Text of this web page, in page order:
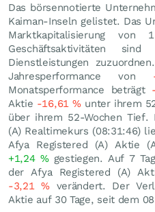
Das börsennotierte
Kaiman-Inseln gelistet. Das
Marktkapitalisierung von
Geschäftsaktivitäten
Dienstleistungen
Jahresperformance von
Monatsperformance beträgt
Aktie -16,61%unter ihrem
über ihrem 52-Wochen Tief.
(A) Realtimekurs (08:31:46)
Afya Registered (A) Aktie
+1,24 %gestiegen. Auf 7
der Afya Registered (A)
-3,21%verändert. Der
Aktie auf 30 Tage, seit dem